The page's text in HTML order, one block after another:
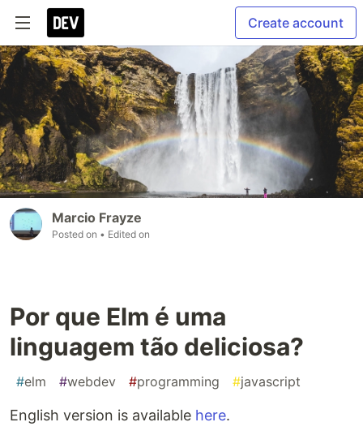
Create account
Marcio Frayze
Posted on • Edited on
Por que Elm é uma
linguagem tão deliciosa?
#elm #webdev #programming #javascript
English version is available here.